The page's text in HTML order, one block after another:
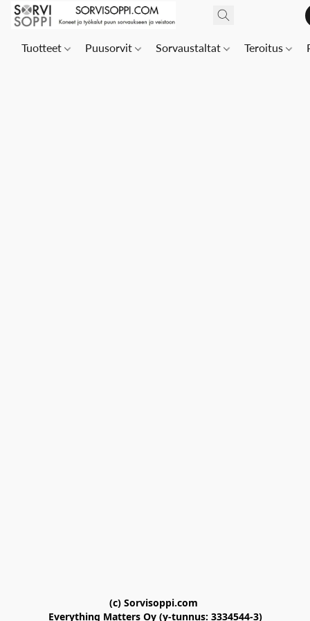
Tuotteet Puusorvit Sorvaustaltat Teroitus
(c) Sorvisoppi.com
Everything Matters Oy (y-tunnus: 3334544-3)